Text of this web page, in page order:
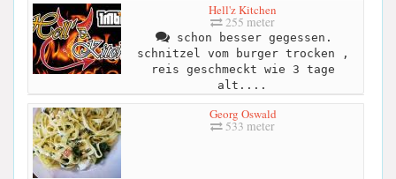
Hell'z Kitchen
255 meter
schon besser gegessen.
schnitzel vom burger trocken ,
reis geschmeckt wie 3 tage
alt....
Georg Oswald
533 meter